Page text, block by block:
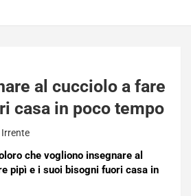
al cucciolo a fare
casa in poco tempo
che vogliono insegnare al
pipì e i suoi bisogni fuori casa in